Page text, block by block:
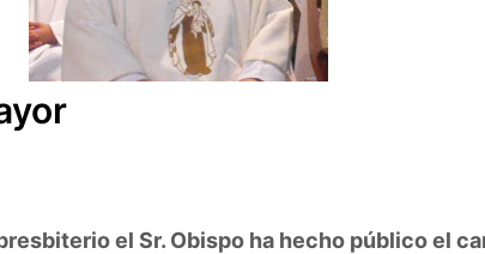
el Sr. Obispo ha hecho público el